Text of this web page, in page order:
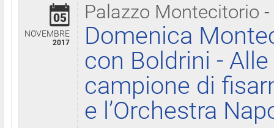
Palazzo Montecitorio
05
NOVEMBRE
2017
Domenica
con Boldrini -
campione di
e l’Orchestra